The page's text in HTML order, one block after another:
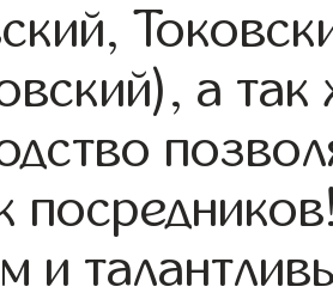
а
и